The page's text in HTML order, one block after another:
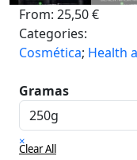
From: 25,50€
Categories:
Cosmética; Health
Gramas
×
Clear All